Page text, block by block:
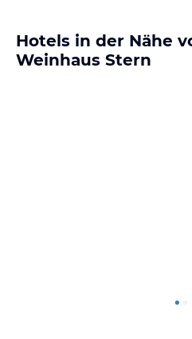
Hotels in der Nähe
Weinhaus Stern